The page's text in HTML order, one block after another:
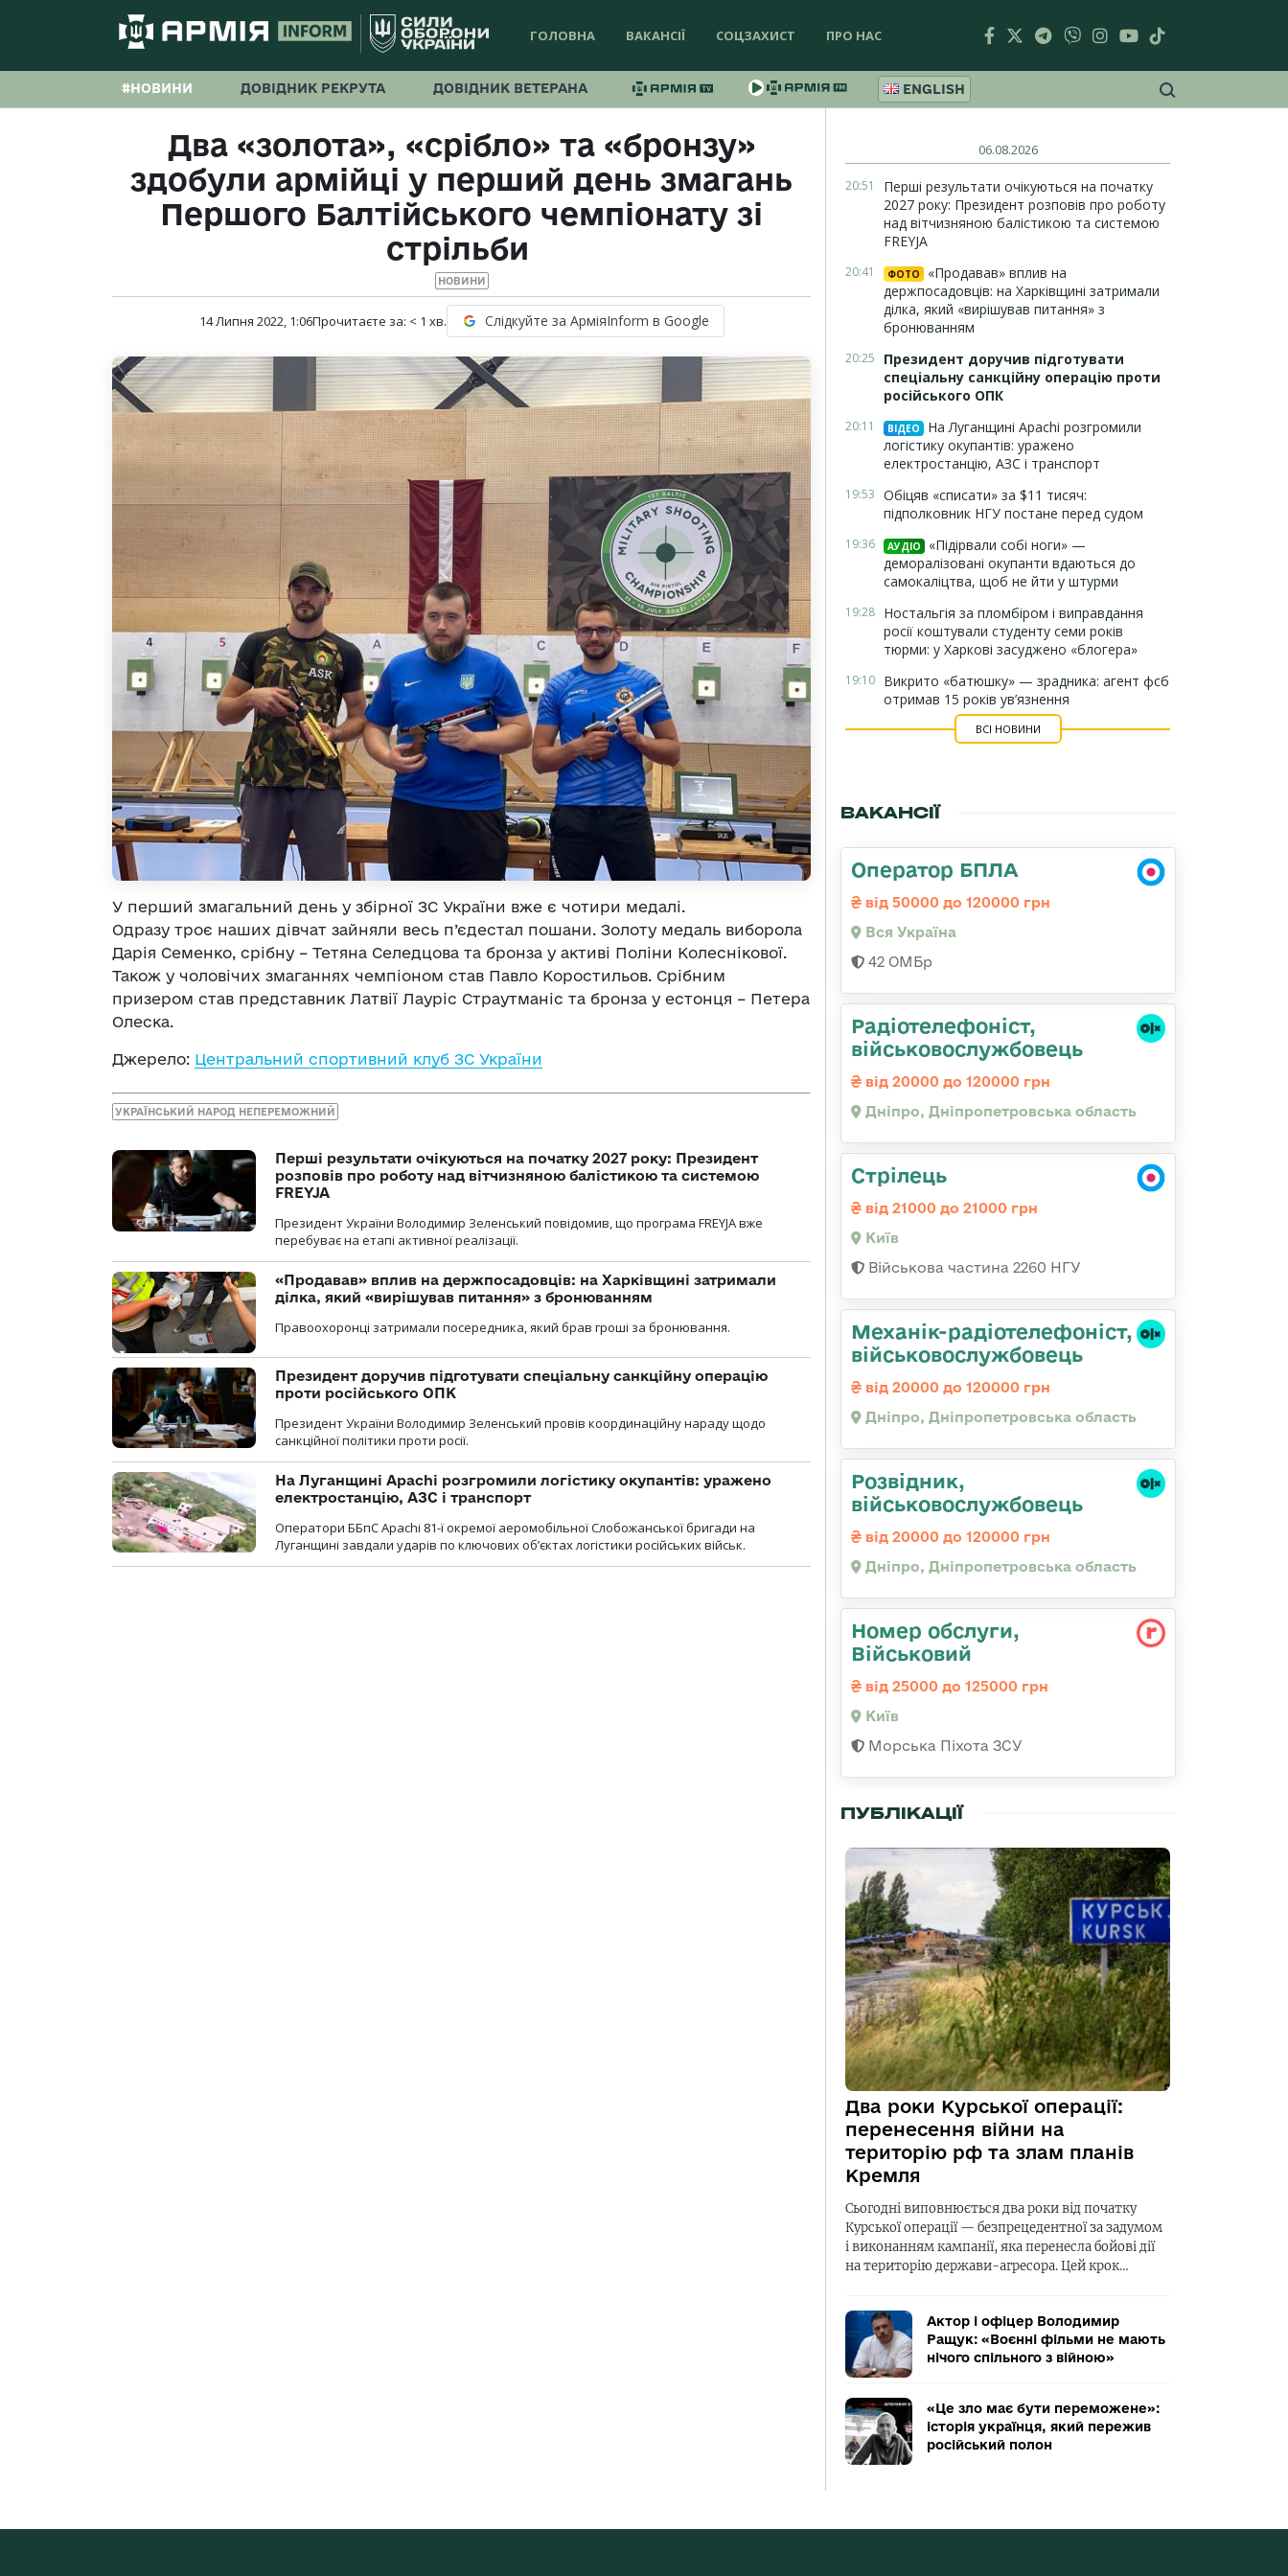
ГОЛОВНА ВАКАНСІЇ СОЦЗАХИСТ ПРО НАС
#НОВИНИ ДОВІДНИК РЕКРУТА ДОВІДНИК ВЕТЕРАНА ENGLISH
Два «золота», «срібло» та «бронзу»
здобули армійці у перший день змагань
Першого Балтійського чемпіонату зі
стрільби
НОВИНИ
14 Липня 2022, 1:06Прочитаєте за: < 1 хв. Слідкуйте за АрміяInform в Google
У перший змагальний день у збірної ЗС України вже є чотири медалі.
Одразу троє наших дівчат зайняли весь п’єдестал пошани. Золоту медаль виборола
Дарія Семенко, срібну – Тетяна Селедцова та бронза у активі Поліни Колеснікової.
Також у чоловічих змаганнях чемпіоном став Павло Коростильов. Срібним
призером став представник Латвії Лауріс Страутманіс та бронза у естонця – Петера
Олеска.
Джерело: Центральний спортивний клуб ЗС України
УКРАЇНСЬКИЙ НАРОД НЕПЕРЕМОЖНИЙ
Перші результати очікуються на початку 2027 року: Президент
розповів про роботу над вітчизняною балістикою та системою
FREYJA
Президент України Володимир Зеленський повідомив, що програма FREYJA вже
перебуває на етапі активної реалізації.
«Продавав» вплив на держпосадовців: на Харківщині затримали
ділка, який «вирішував питання» з бронюванням
Правоохоронці затримали посередника, який брав гроші за бронювання.
Президент доручив підготувати спеціальну санкційну операцію
проти російського ОПК
Президент України Володимир Зеленський провів координаційну нараду щодо
санкційної політики проти росії.
На Луганщині Apachi розгромили логістику окупантів: уражено
електростанцію, АЗС і транспорт
Оператори ББпС Apachi 81-ї окремої аеромобільної Слобожанської бригади на
Луганщині завдали ударів по ключових об’єктах логістики російських військ.
06.08.2026
20:51
Перші результати очікуються на початку
2027 року: Президент розповів про роботу
над вітчизняною балістикою та системою
FREYJA
20:41 ФОТО
«Продавав» вплив на
держпосадовців: на Харківщині затримали
ділка, який «вирішував питання» з
бронюванням
20:25
Президент доручив підготувати
спеціальну санкційну операцію проти
російського ОПК
20:11 ВІДЕО
На Луганщині Apachi розгромили
логістику окупантів: уражено
електростанцію, АЗС і транспорт
19:53 Обіцяв «списати» за $11 тисяч:
підполковник НГУ постане перед судом
19:36 АУДІО
«Підірвали собі ноги» —
деморалізовані окупанти вдаються до
самокаліцтва, щоб не йти у штурми
19:28 Ностальгія за пломбіром і виправдання
росії коштували студенту семи років
тюрми: у Харкові засуджено «блогера»
19:10 Викрито «батюшку» — зрадника: агент фсб
отримав 15 років ув’язнення
ВСІ НОВИНИ
ВАКАНСІЇ
Оператор БПЛА
від 50000 до 120000 грн
Вся Україна
42 ОМБр
Радіотелефоніст,
військовослужбовець
від 20000 до 120000 грн
Дніпро, Дніпропетровська область
Стрілець
від 21000 до 21000 грн
Київ
Військова частина 2260 НГУ
Механік-радіотелефоніст,
військовослужбовець
від 20000 до 120000 грн
Дніпро, Дніпропетровська область
Розвідник,
військовослужбовець
від 20000 до 120000 грн
Дніпро, Дніпропетровська область
Номер обслуги,
Військовий
від 25000 до 125000 грн
Київ
Морська Піхота ЗСУ
ПУБЛІКАЦІЇ
Два роки Курської операції:
перенесення війни на
територію рф та злам планів
Кремля
Сьогодні виповнюється два роки від початку
Курської операції — безпрецедентної за задумом
і виконанням кампанії, яка перенесла бойові дії
на територію держави-агресора. Цей крок…
Актор і офіцер Володимир
Ращук: «Воєнні фільми не мають
нічого спільного з війною»
«Це зло має бути переможене»:
історія українця, який пережив
російський полон